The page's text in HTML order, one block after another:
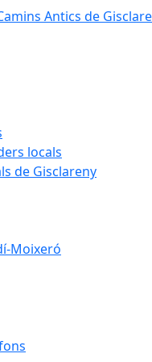
Antics de
locals
de Gisclareny
Moixeró